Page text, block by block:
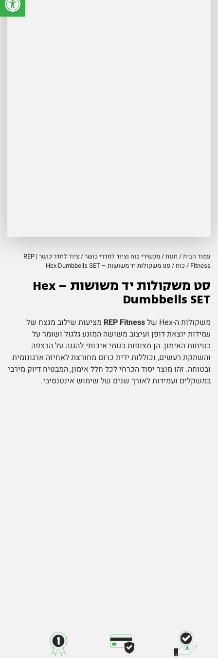
עמוד הבית/ חנות/מכשירי כוח וציוד לחדרי כושר/
ציוד לחדר כושר | REP
Fitness
/ כוח / סט משקולות יד משושות – Hex Dumbbells SET
סט משקולות יד משושות – Hex
Dumbbells SET
משקולות ה-Hex של REP Fitness מציעות שילוב מנצח של
עמידות יוצאת דופן ועיצוב משושה המונע גלגול ושומר על
בטיחות האימון. הן מצופות בגומי איכותי להגנה על הרצפה
והשתקת רעשים, וכוללות ידית כרום מחורצת לאחיזה ארגונומית
ובטוחה. זהו מוצר יסוד הכרחי לכל חלל אימון, המבטיח דיוק מירבי
במשקלים ועמידות לאורך שנים של שימוש אינטנסיבי.